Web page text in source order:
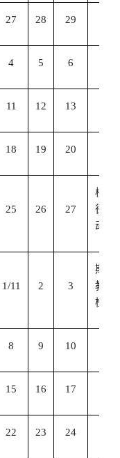
27 28 29
4 5 6
11 12 13
18 19 20
25 26 27
校田
径运
动会
1/11 2 3
期中
教学
检查
8 9 10
15 16 17
22 23 24